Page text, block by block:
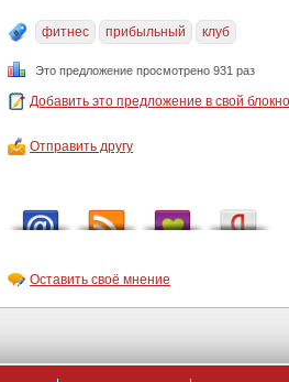
фитнес прибыльный клуб
Это предложение просмотрено 931 раз
Добавить это предложение в свой
Отправить другу
Оставить своё мнение